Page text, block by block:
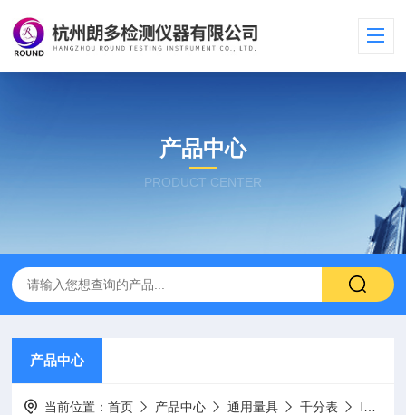
产品中心
PRODUCT CENTER
产品中心
当前位置：首页 产品中心 通用量具 千分表 ID-F数显千分表